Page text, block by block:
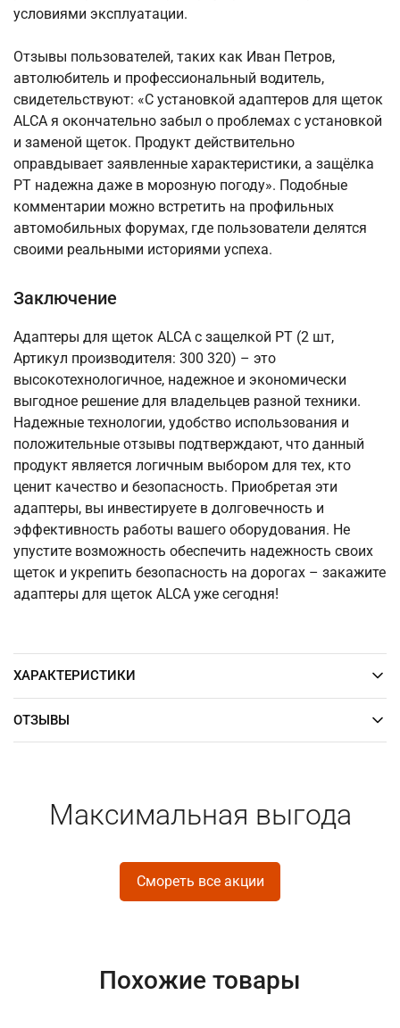
условиями эксплуатации.
Отзывы пользователей, таких как Иван Петров,
автолюбитель и профессиональный водитель,
свидетельствуют: «С установкой адаптеров для щеток
ALCA я окончательно забыл о проблемах с установкой
и заменой щеток. Продукт действительно
оправдывает заявленные характеристики, а защёлка
PT надежна даже в морозную погоду». Подобные
комментарии можно встретить на профильных
автомобильных форумах, где пользователи делятся
своими реальными историями успеха.
Заключение
Адаптеры для щеток ALCA с защелкой PT (2 шт,
Артикул производителя: 300 320) – это
высокотехнологичное, надежное и экономически
выгодное решение для владельцев разной техники.
Надежные технологии, удобство использования и
положительные отзывы подтверждают, что данный
продукт является логичным выбором для тех, кто
ценит качество и безопасность. Приобретая эти
адаптеры, вы инвестируете в долговечность и
эффективность работы вашего оборудования. Не
упустите возможность обеспечить надежность своих
щеток и укрепить безопасность на дорогах – закажите
адаптеры для щеток ALCA уже сегодня!
ХАРАКТЕРИСТИКИ
ОТЗЫВЫ
Максимальная выгода
Смореть все акции
Похожие товары